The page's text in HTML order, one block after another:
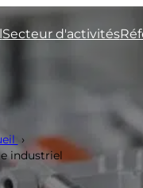
Secteur d'activités
›
industriel